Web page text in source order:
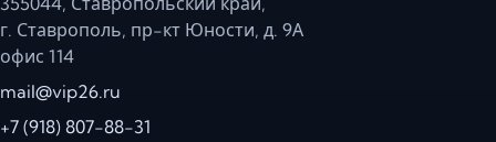
г. Ставрополь, пр-кт Юности, д. 9А
офис 114
mail@vip26.ru
+7 (918) 807-88-31